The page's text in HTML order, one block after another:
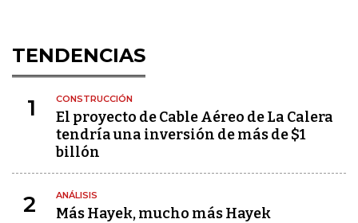
TENDENCIAS
1 CONSTRUCCIÓN
El proyecto de Cable Aéreo de La Calera
tendría una inversión de más de $1
billón
2 ANÁLISIS
Más Hayek, mucho más Hayek